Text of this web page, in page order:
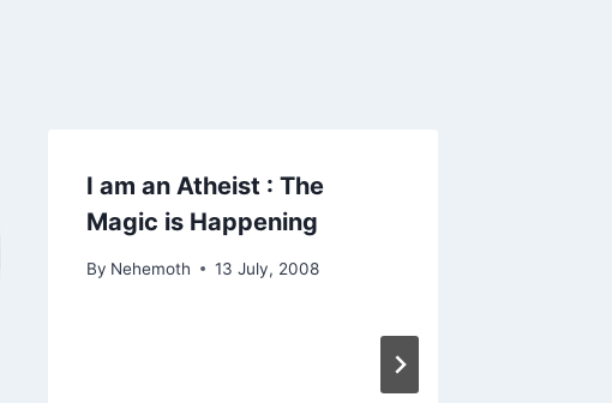
I am an Atheist : The
Magic is Happening
By Nehemoth 13 July, 2008